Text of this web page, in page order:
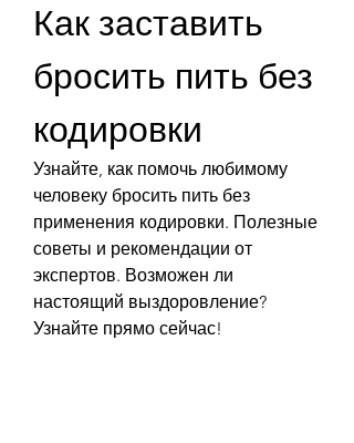
Как заставить
бросить пить без
кодировки
Узнайте, как помочь любимому
человеку бросить пить без
применения кодировки. Полезные
советы и рекомендации от
экспертов. Возможен ли
настоящий выздоровление?
Узнайте прямо сейчас!